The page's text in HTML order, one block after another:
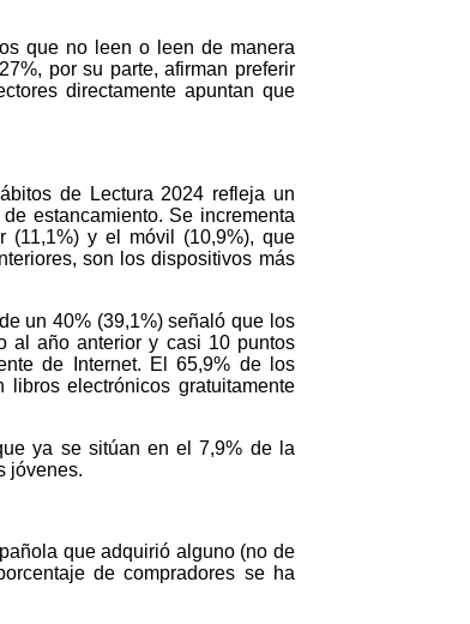
que no leen o leen de manera
por su parte, afirman preferir
directamente apuntan que
de Lectura 2024 refleja un
estancamiento. Se incrementa
(11,1%) y el móvil (10,9%), que
son los dispositivos más
un 40% (39,1%) señaló que los
al año anterior y casi 10 puntos
de Internet. El 65,9% de los
electrónicos gratuitamente
ya se sitúan en el 7,9% de la
jóvenes.
que adquirió alguno (no de
de compradores se ha